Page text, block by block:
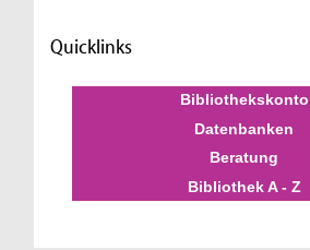
Quicklinks
Bibliothekskonto
Datenbanken
Beratung
Bibliothek A - Z